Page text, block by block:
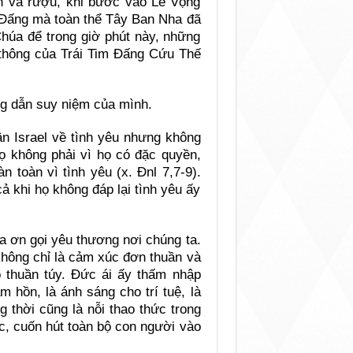
mà toàn thể Tây Ban Nha đã
để trong giờ phút này, những
của Trái Tim Đấng Cứu Thế
dẫn suy niệm của mình.
Israel về tình yêu nhưng không
không phải vì họ có đặc quyền,
toàn vì tình yêu (x. Đnl 7,7-9).
khi họ không đáp lại tình yêu ấy
ơn gọi yêu thương nơi chúng ta.
chỉ là cảm xúc đơn thuần và
thuần túy. Đức ái ấy thấm nhập
hồn, là ánh sáng cho trí tuệ, là
thời cũng là nỗi thao thức trong
cuốn hút toàn bộ con người vào